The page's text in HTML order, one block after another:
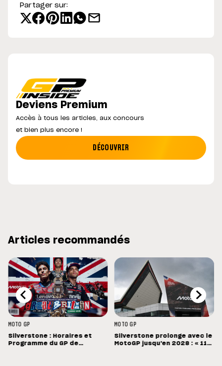
Partager sur:
Deviens Premium
Accès à tous les articles, aux concours
et bien plus encore !
DÉCOUVRIR
Articles recommandés
MOTO GP
Silverstone : Horaires et
Programme du GP de
MOTO GP
Silverstone prolonge avec le
MotoGP jusqu'en 2028 : « 11